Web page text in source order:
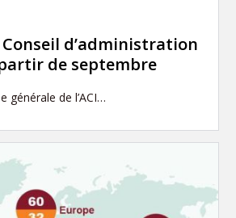
d’administration
de septembre
générale de l’ACI…